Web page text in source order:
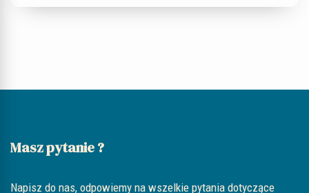
Masz pytanie ?
Napisz do nas, odpowiemy na wszelkie pytania dotyczące